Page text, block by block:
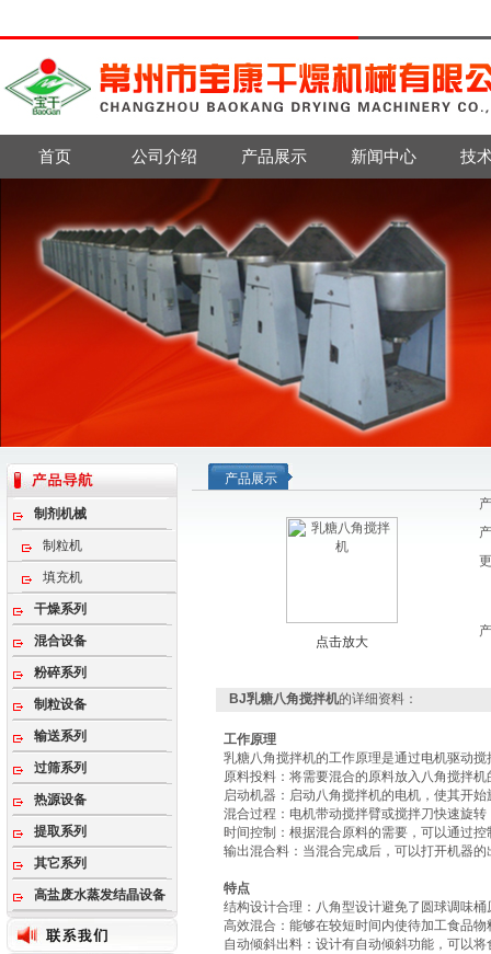
首页 公司介绍 产品展示 新闻中心 技
制剂机械
制粒机
填充机
干燥系列
混合设备
粉碎系列
制粒设备
输送系列
过筛系列
热源设备
提取系列
其它系列
高盐废水蒸发结晶设备
产品展示
点击放大
BJ乳糖八角搅拌机的详细资料：
工作原理
乳糖八角搅拌机的工作原理‌是通过电机驱动
原料投料‌：将需要混合的原料放入八角搅拌机
启动机器‌：启动八角搅拌机的电机，使其开始
混合过程‌：电机带动搅拌臂或搅拌刀快速旋
时间控制‌：根据混合原料的需要，可以通过
输出混合料‌：当混合完成后，可以打开机器
特点
结构设计合理‌：八角型设计避免了圆球调味
高效混合‌：能够在较短时间内使待加工食品
自动倾斜出料‌：设计有自动倾斜功能，可以将